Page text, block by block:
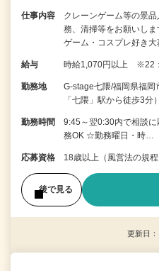
仕事内容
クレーンゲーム等の景
務、清掃等をお願いしま
ゲーム・コスプレ好き
給与 時給1,070円以上 ※22
勤務地
G-stage七隈/福岡県福
「七隈」駅から徒歩3分）
勤務時間
9:45～翌0:30内で相談
務OK ☆勤務曜日・時…
応募資格 18歳以上（風営法の規
後で見る
更新日